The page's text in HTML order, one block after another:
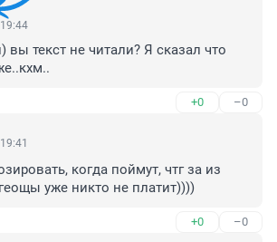
вы текст не читали? Я сказал что
+0 –0
когда поймут, чтг за из
уже никто не платит))))
+0 –0